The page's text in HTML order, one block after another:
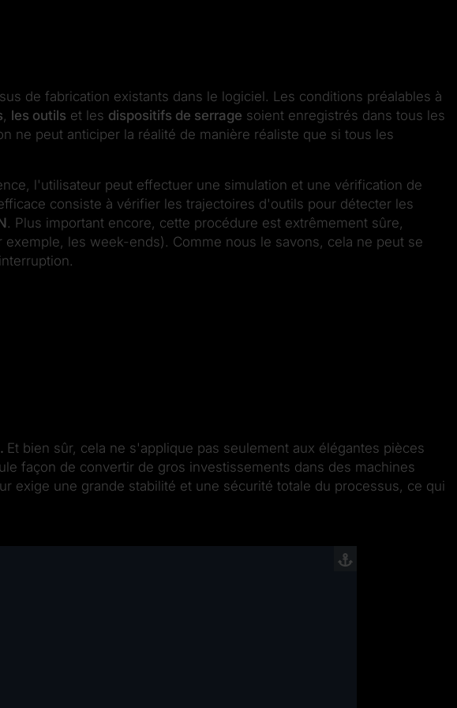
de fabrication existants dans le logiciel. Les conditions préalables à
, les outils et les dispositifs de serrage soient enregistrés dans tous les
ne peut anticiper la réalité de manière réaliste que si tous les
l'utilisateur peut effectuer une simulation et une vérification de
consiste à vérifier les trajectoires d'outils pour détecter les
. Plus important encore, cette procédure est extrêmement sûre,
les week-ends). Comme nous le savons, cela ne peut se
Et bien sûr, cela ne s'applique pas seulement aux élégantes pièces
façon de convertir de gros investissements dans des machines
exige une grande stabilité et une sécurité totale du processus, ce qui